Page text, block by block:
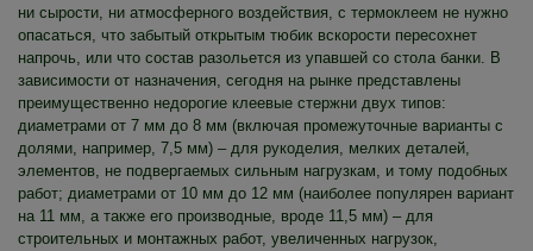
ни сырости, ни атмосферного воздействия, с термоклеем не нужно
опасаться, что забытый открытым тюбик вскорости пересохнет
напрочь, или что состав разольется из упавшей со стола банки. В
зависимости от назначения, сегодня на рынке представлены
преимущественно недорогие клеевые стержни двух типов:
диаметрами от 7 мм до 8 мм (включая промежуточные варианты с
долями, например, 7,5 мм) – для рукоделия, мелких деталей,
элементов, не подвергаемых сильным нагрузкам, и тому подобных
работ; диаметрами от 10 мм до 12 мм (наиболее популярен вариант
на 11 мм, а также его производные, вроде 11,5 мм) – для
строительных и монтажных работ, увеличенных нагрузок,